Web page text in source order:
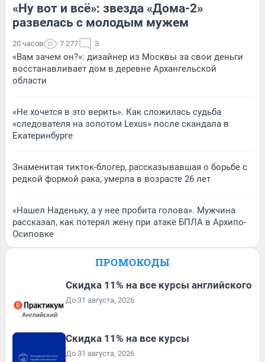
«Ну вот и всё»: звезда «Дома-2»
развелась с молодым мужем
20 часов 7 277 3
«Вам зачем он?»: дизайнер из Москвы за свои деньги
восстанавливает дом в деревне Архангельской
области
«Не хочется в это верить». Как сложилась судьба
«следователя на золотом Lexus» после скандала в
Екатеринбурге
Знаменитая тикток-блогер, рассказывавшая о борьбе с
редкой формой рака, умерла в возрасте 26 лет
«Нашел Наденьку, а у нее пробита голова». Мужчина
рассказал, как потерял жену при атаке БПЛА в Архипо-
Осиповке
ПРОМОКОДЫ
Скидка 11% на все курсы английского
До 31 августа, 2026
Скидка 11% на все курсы
До 31 августа, 2026